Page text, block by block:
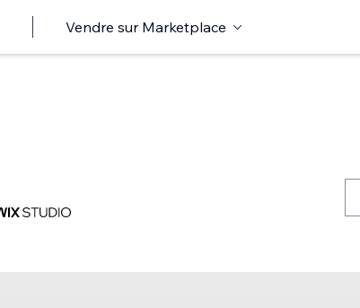
Vendre sur Marketplace